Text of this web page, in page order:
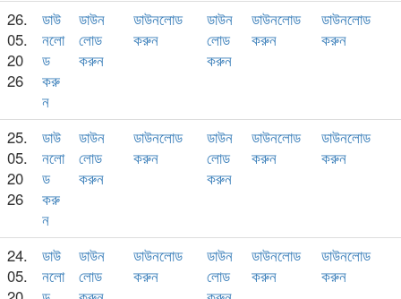
26.
05.
20
26
ডাউ
নলো
ড
করু
ন
ডাউন
লোড
করুন
ডাউনলোড
করুন
ডাউন
লোড
করুন
ডাউনলোড
করুন
ডাউনলোড
করুন
25.
05.
20
26
ডাউ
নলো
ড
করু
ন
ডাউন
লোড
করুন
ডাউনলোড
করুন
ডাউন
লোড
করুন
ডাউনলোড
করুন
ডাউনলোড
করুন
24.
05.
ডাউ
নলো
ডাউন
লোড
ডাউনলোড
করুন
ডাউন
লোড
ডাউনলোড
করুন
ডাউনলোড
করুন